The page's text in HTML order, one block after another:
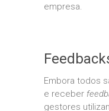
empresa.
Embora todos
e receber
gestores